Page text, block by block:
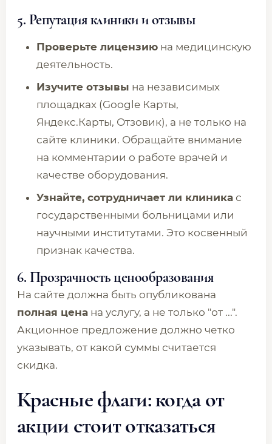
5. Репутация клиники и отзывы
Проверьте лицензию на медицинскую
деятельность.
Изучите отзывы на независимых
площадках (Google Карты,
Яндекс.Карты, Отзовик), а не только на
сайте клиники. Обращайте внимание
на комментарии о работе врачей и
качестве оборудования.
Узнайте, сотрудничает ли клиника с
государственными больницами или
научными институтами. Это косвенный
признак качества.
6. Прозрачность ценообразования
На сайте должна быть опубликована
полная цена на услугу, а не только "от ...".
Акционное предложение должно четко
указывать, от какой суммы считается
скидка.
Красные флаги: когда от
акции стоит отказаться